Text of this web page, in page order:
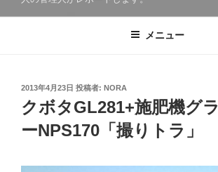
メニュー
投
日:
2013年4月23日 投稿者: NORA
クボタGL281+施肥機グ
ーNPS170「撮りトラ」